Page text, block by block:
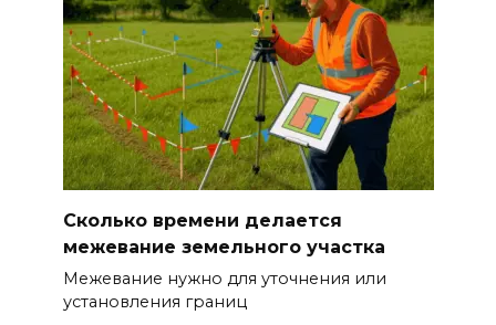
Сколько времени делается
межевание земельного участка
Межевание нужно для уточнения или
установления границ